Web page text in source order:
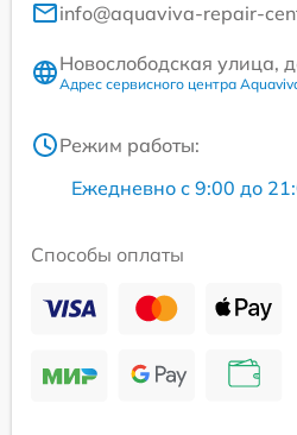
info@aquaviva-repair-
Новослободская улица,
Адрес сервисного центра
Режим работы:
Ежедневно с 9:00 до
Способы оплаты